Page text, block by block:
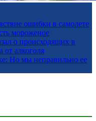
ошибки в самолете
мороженое
о происходящих в
от алкоголя
Но мы неправильно ее